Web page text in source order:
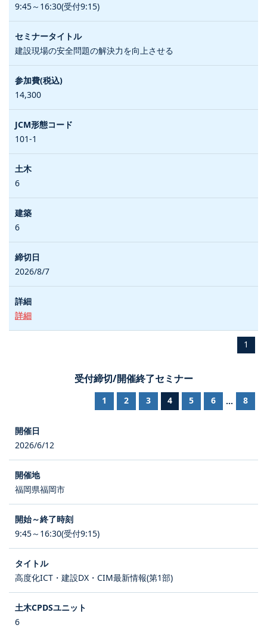
9:45～16:30(受付9:15)
建設現場の安全問題の解決力を向上させる
14,300
101-1
6
6
2026/8/7
詳細
1
受付締切/開催終了セミナー
1 2 3 4 5 6 ... 8
2026/6/12
福岡県福岡市
9:45～16:30(受付9:15)
高度化ICT・建設DX・CIM最新情報(第1部)
6